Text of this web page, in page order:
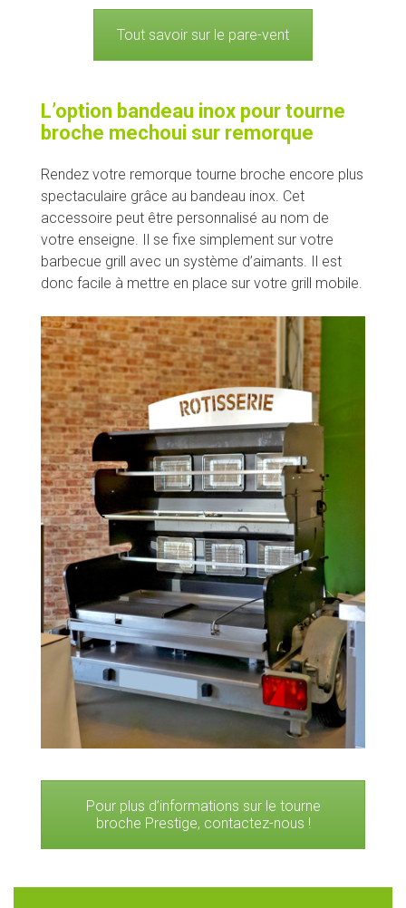
Tout savoir sur le pare-vent
L’option bandeau inox pour tourne
broche mechoui sur remorque
Rendez votre remorque tourne broche encore plus
spectaculaire grâce au bandeau inox. Cet
accessoire peut être personnalisé au nom de
votre enseigne. Il se fixe simplement sur votre
barbecue grill avec un système d’aimants. Il est
donc facile à mettre en place sur votre grill mobile.
Pour plus d’informations sur le tourne
broche Prestige, contactez-nous !